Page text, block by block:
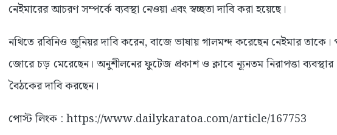
নেইমারের আচরণ সম্পর্কে ব্যবস্থা নেওয়া এবং স্বচ্ছতা দাবি করা হয়েছে।
নথিতে রবিনিও জুনিয়র দাবি করেন, বাজে ভাষায় গালমন্দ করেছেন নেইমার তাকে।
জোরে চড় মেরেছেন। অনুশীলনের ফুটেজ প্রকাশ ও ক্লাবে ন্যূনতম নিরাপত্তা
বৈঠকের দাবি করছেন।
পোস্ট লিংক : https://www.dailykaratoa.com/article/167753